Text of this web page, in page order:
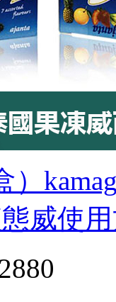
）
威使